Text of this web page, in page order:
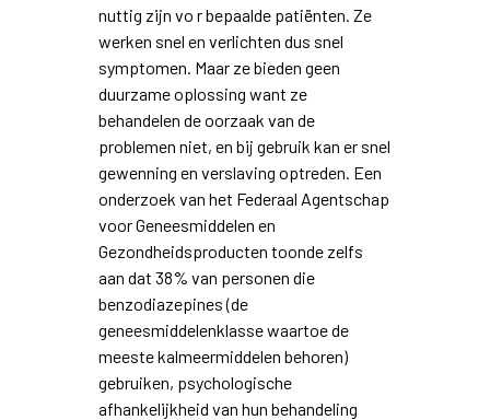
nuttig zijn vo r bepaalde patiënten. Ze
werken snel en verlichten dus snel
symptomen. Maar ze bieden geen
duurzame oplossing want ze
behandelen de oorzaak van de
problemen niet, en bij gebruik kan er snel
gewenning en verslaving optreden. Een
onderzoek van het Federaal Agentschap
voor Geneesmiddelen en
Gezondheidsproducten toonde zelfs
aan dat 38% van personen die
benzodiazepines (de
geneesmiddelenklasse waartoe de
meeste kalmeermiddelen behoren)
gebruiken, psychologische
afhankelijkheid van hun behandeling